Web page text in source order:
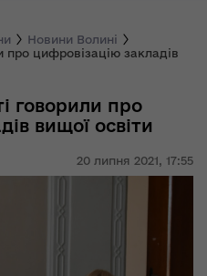
Новини Волині
про цифровізацію закладів
20 липня 2021, 17:55
говорили про
вищої освіти